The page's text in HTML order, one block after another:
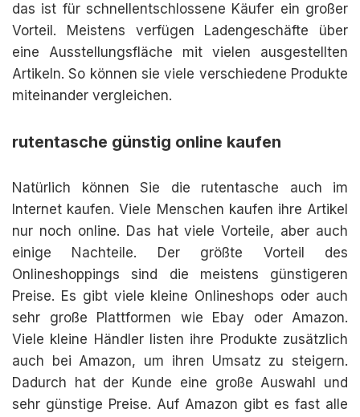
das ist für schnellentschlossene Käufer ein großer
Vorteil. Meistens verfügen Ladengeschäfte über
eine Ausstellungsfläche mit vielen ausgestellten
Artikeln. So können sie viele verschiedene Produkte
miteinander vergleichen.
rutentasche günstig online kaufen
Natürlich können Sie die rutentasche auch im
Internet kaufen. Viele Menschen kaufen ihre Artikel
nur noch online. Das hat viele Vorteile, aber auch
einige Nachteile. Der größte Vorteil des
Onlineshoppings sind die meistens günstigeren
Preise. Es gibt viele kleine Onlineshops oder auch
sehr große Plattformen wie Ebay oder Amazon.
Viele kleine Händler listen ihre Produkte zusätzlich
auch bei Amazon, um ihren Umsatz zu steigern.
Dadurch hat der Kunde eine große Auswahl und
sehr günstige Preise. Auf Amazon gibt es fast alle